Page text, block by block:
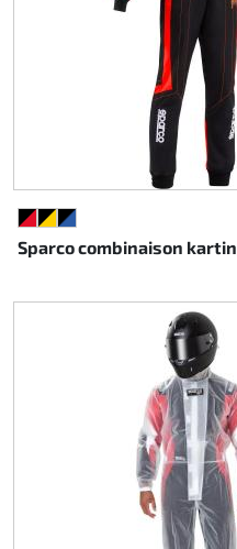
Sparco combinaison
NOIR/ROUGE
NOIR/JAUNE
NOIR/BLEU